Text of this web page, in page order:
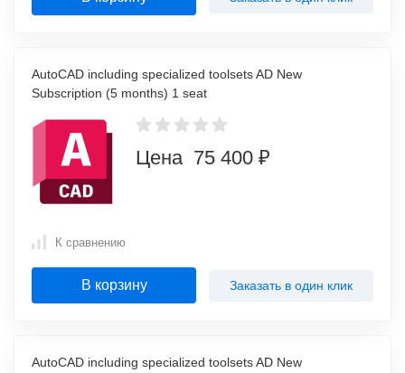
AutoCAD including specialized toolsets AD New
Subscription (5 months) 1 seat
Цена 75 400 ₽
К сравнению
В корзину Заказать в один клик
AutoCAD including specialized toolsets AD New